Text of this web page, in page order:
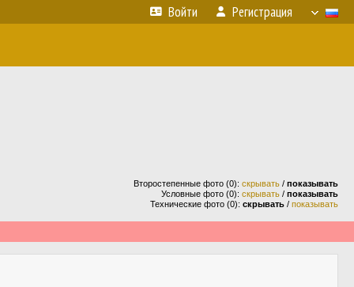
Войти Регистрация
Второстепенные фото (0): скрывать / показывать
Условные фото (0): скрывать / показывать
Технические фото (0): скрывать / показывать